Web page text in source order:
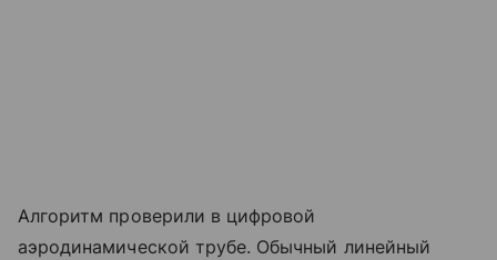
Алгоритм проверили в цифровой
аэродинамической трубе. Обычный линейный